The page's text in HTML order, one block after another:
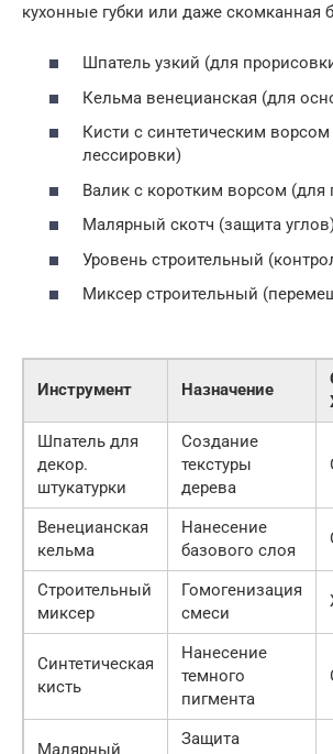
кухонные губки или даже скомканная
Шпатель узкий (для
Кельма венецианская (для
Кисти с синтетическим ворсом
лессировки)
Валик с коротким ворсом (для
Малярный скотч (защита
Уровень строительный
Миксер строительный
Инструмент Назначение
Шпатель для
декор.
штукатурки
Создание
текстуры
дерева
Венецианская
кельма
Нанесение
базового слоя
Строительный
миксер
Гомогенизация
смеси
Синтетическая
кисть
Нанесение
темного
пигмента
Малярный
Защита